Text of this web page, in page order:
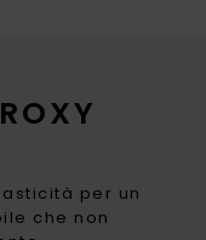
per un
che non